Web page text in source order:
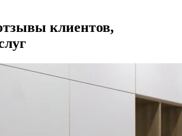
клиентов,